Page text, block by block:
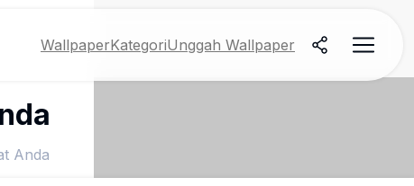
WallpaperKategoriUnggah Wallpaper
Anda